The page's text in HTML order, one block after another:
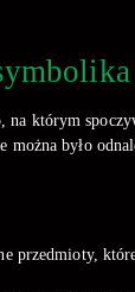
którym
było
przedmioty,